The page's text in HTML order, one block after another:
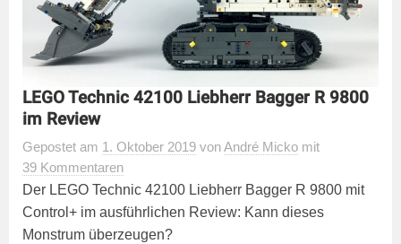
LEGO Technic 42100 Liebherr Bagger R 9800
im Review
Gepostet am 1. Oktober 2019 vonAndré Micko mit
39 Kommentaren
Der LEGO Technic 42100 Liebherr Bagger R 9800 mit
Control+ im ausführlichen Review: Kann dieses
Monstrum überzeugen?